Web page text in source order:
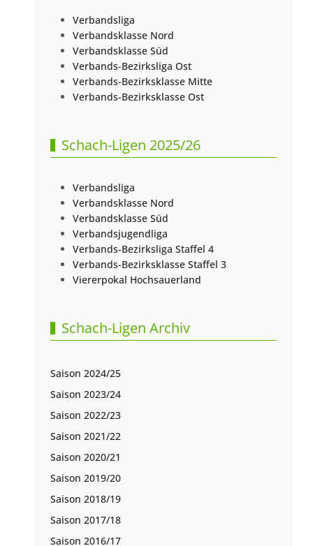
Verbandsliga
Verbandsklasse Nord
Verbandsklasse Süd
Verbands-Bezirksliga Ost
Verbands-Bezirksklasse Mitte
Verbands-Bezirksklasse Ost
Schach-Ligen 2025/26
Verbandsliga
Verbandsklasse Nord
Verbandsklasse Süd
Verbandsjugendliga
Verbands-Bezirksliga Staffel 4
Verbands-Bezirksklasse Staffel 3
Viererpokal Hochsauerland
Schach-Ligen Archiv
Saison 2024/25
Saison 2023/24
Saison 2022/23
Saison 2021/22
Saison 2020/21
Saison 2019/20
Saison 2018/19
Saison 2017/18
Saison 2016/17